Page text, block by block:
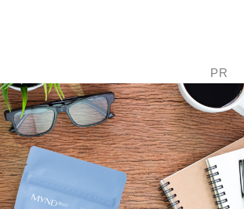
PR